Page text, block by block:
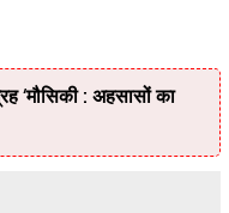
‘मौसिकी : अहसासों का